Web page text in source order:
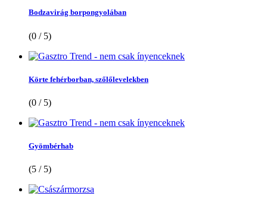
Bodzavirág borpongyolában
(0 / 5)
Körte fehérborban, szőlőlevelekben
(0 / 5)
Gyömbérhab
(5 / 5)